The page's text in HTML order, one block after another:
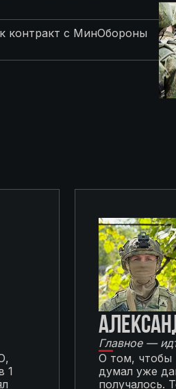
контракт с МинОбороны
1
Главное —
О том, чтобы
думал уже
получалось.